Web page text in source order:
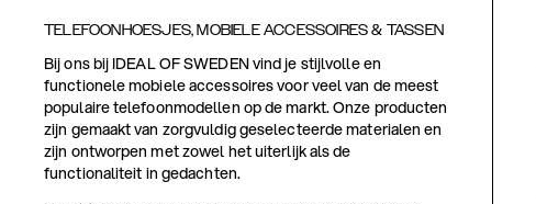
TELEFOONHOESJES, MOBIELE ACCESSOIRES & TASSEN
Bij ons bij IDEAL OF SWEDEN vind je stijlvolle en
functionele mobiele accessoires voor veel van de meest
populaire telefoonmodellen op de markt. Onze producten
zijn gemaakt van zorgvuldig geselecteerde materialen en
zijn ontworpen met zowel het uiterlijk als de
functionaliteit in gedachten.